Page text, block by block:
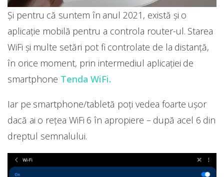
Și pentru că suntem în anul 2021, există și o
aplicație mobilă pentru a controla router-ul. Starea
WiFi și multe setări pot fi controlate de la distanță,
în orice moment, prin intermediul aplicației de
smartphone Tenda WiFi.
Iar pe smartphone/tabletă poți vedea foarte ușor
dacă ai o rețea WiFi 6 în apropiere – după acel 6 din
dreptul semnalului.